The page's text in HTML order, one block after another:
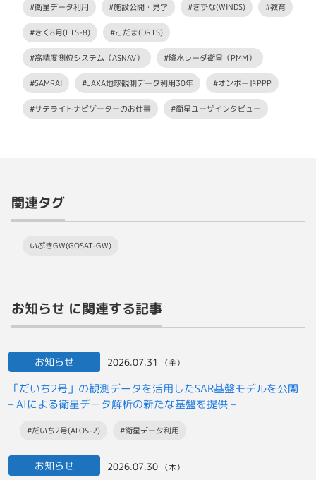
#衛星データ利用 #施設公開・見学 #きずな(WINDS) #教育
#きく8号(ETS-8) #こだま(DRTS)
#高精度測位システム（ASNAV） #降水レーダ衛星（PMM）
#SAMRAI #JAXA地球観測データ利用30年 #オンボードPPP
#サテライトナビゲーターのお仕事 #衛星ユーザインタビュー
関連タグ
いぶきGW(GOSAT-GW)
お知らせ に関連する記事
お知らせ 2026.07.31 （金）
「だいち2号」の観測データを活用したSAR基盤モデルを公開
– AIによる衛星データ解析の新たな基盤を提供 –
#だいち2号(ALOS-2) #衛星データ利用
お知らせ 2026.07.30 （木）